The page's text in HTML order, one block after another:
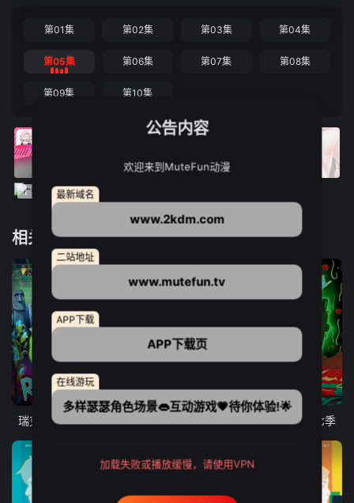
第01集 第02集 第03集 第04集
第05集 第06集 第07集 第08集
第09集 第10集
相关推荐
10集全
瑞克和莫蒂 第八季
9集全 10集全
瑞克和莫蒂 第七季
公告内容
欢迎来到MuteFun动漫
最新域名
www.2kdm.com
二站地址
www.mutefun.tv
APP下载
APP下载页
在线游玩
多样瑟瑟角色场景👄互动游戏💗待你体验!🌟
加载失败或播放缓慢，请使用VPN